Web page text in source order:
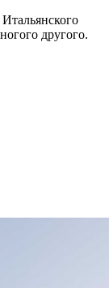
другого.